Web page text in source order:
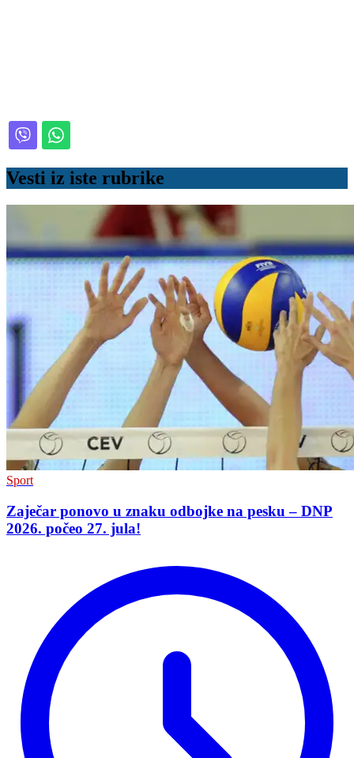
Vesti iz iste rubrike
Sport
Zaječar ponovo u znaku odbojke na pesku – DNP
2026. počeo 27. jula!